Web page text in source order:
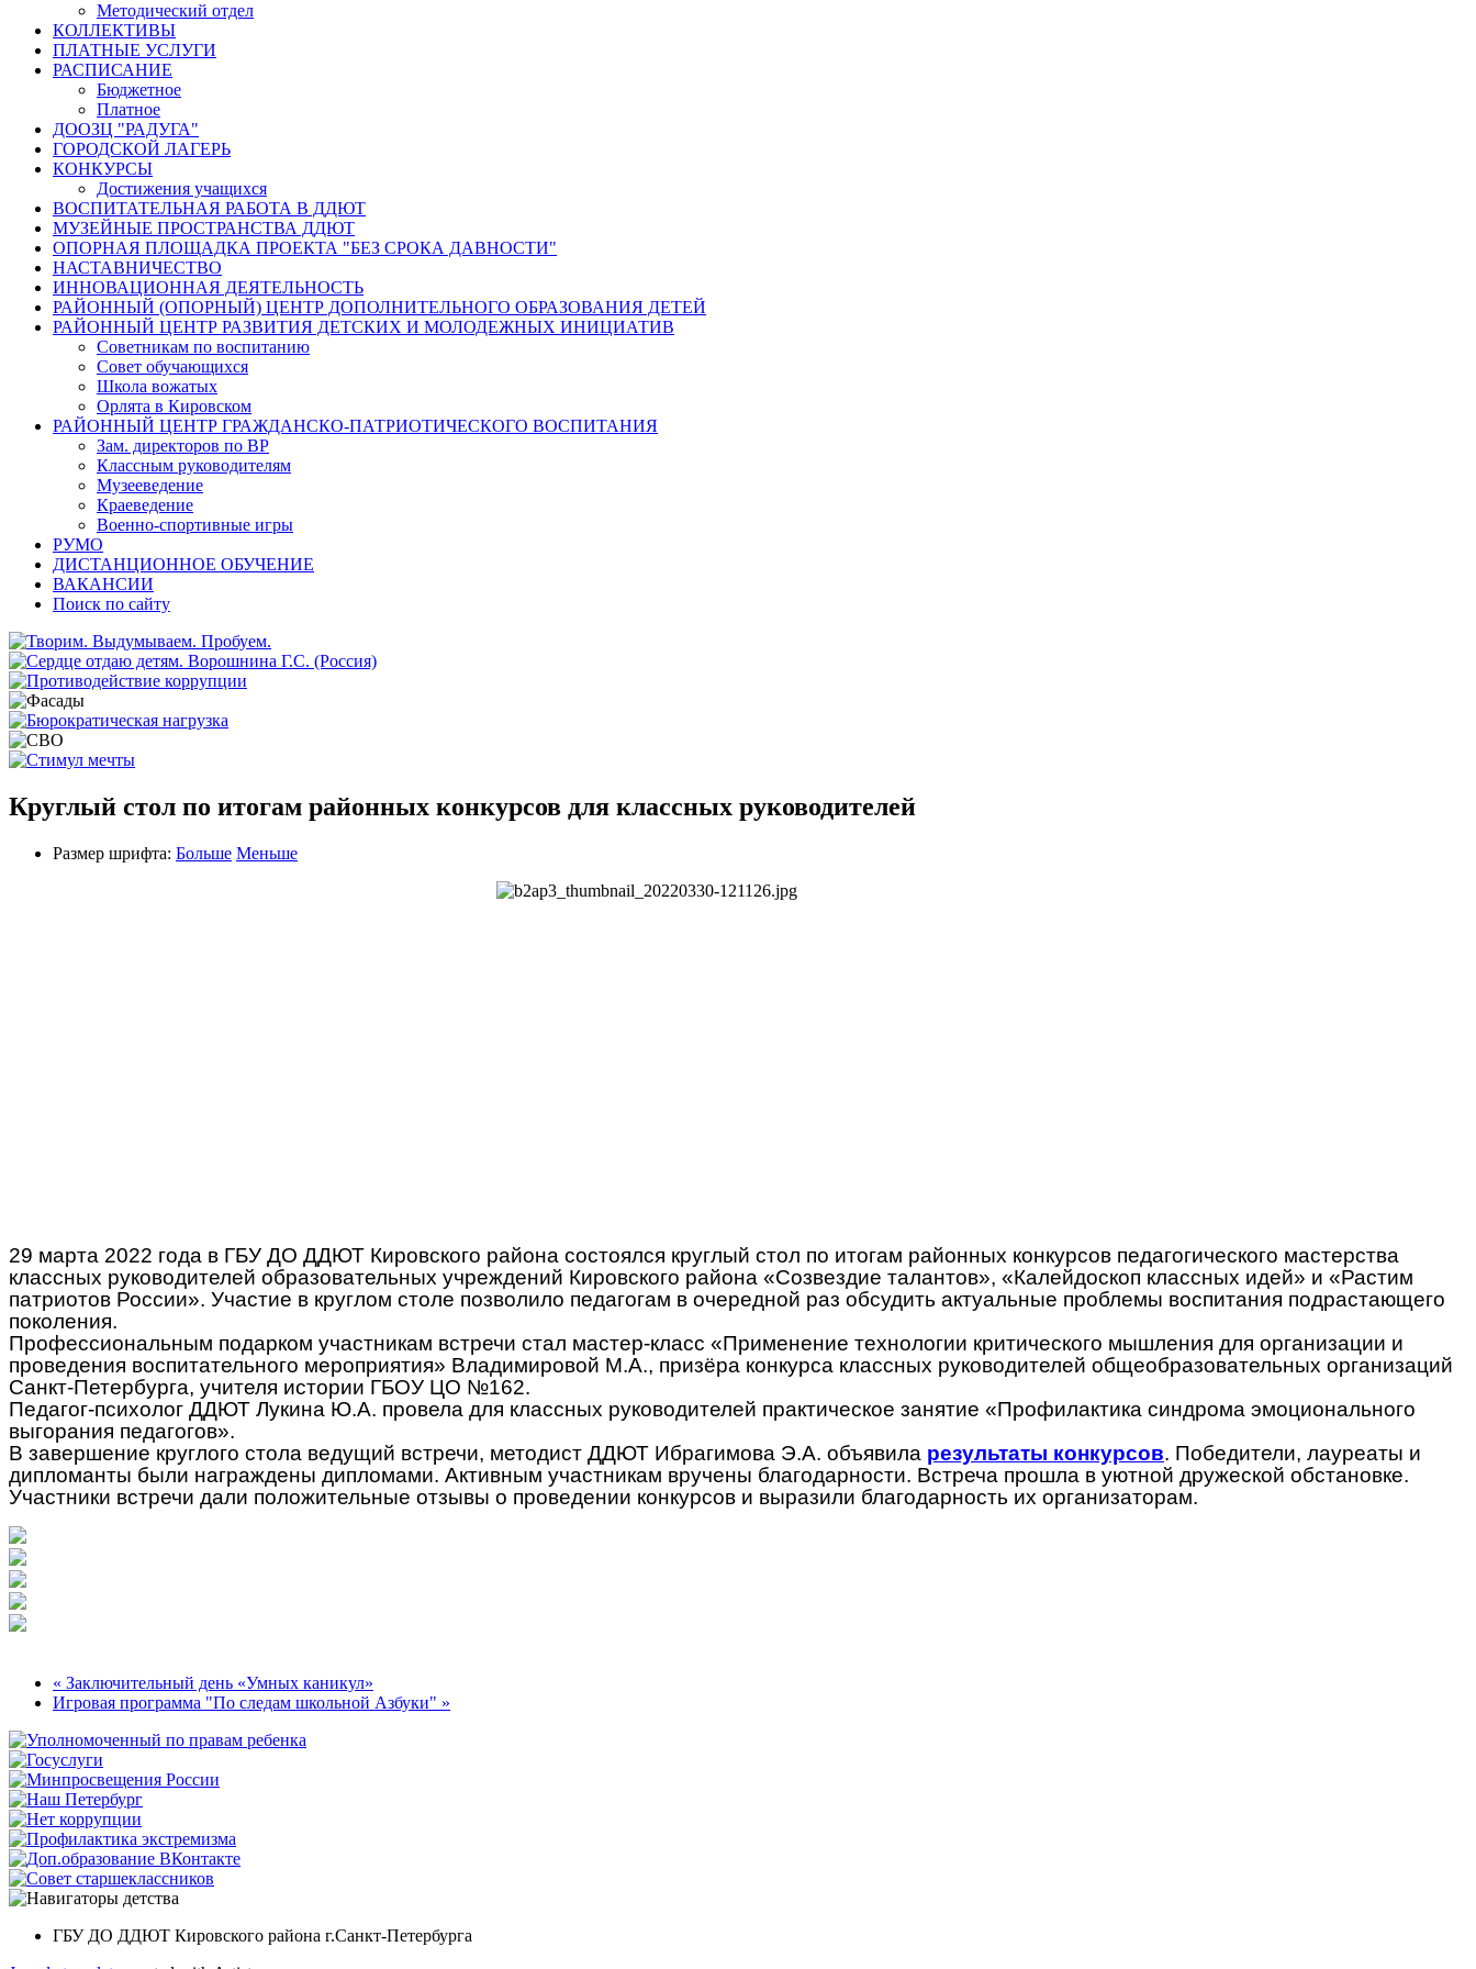
Методический отдел
КОЛЛЕКТИВЫ
ПЛАТНЫЕ УСЛУГИ
РАСПИСАНИЕ
Бюджетное
Платное
ДООЗЦ "РАДУГА"
ГОРОДСКОЙ ЛАГЕРЬ
КОНКУРСЫ
Достижения учащихся
ВОСПИТАТЕЛЬНАЯ РАБОТА В ДДЮТ
МУЗЕЙНЫЕ ПРОСТРАНСТВА ДДЮТ
ОПОРНАЯ ПЛОЩАДКА ПРОЕКТА "БЕЗ СРОКА ДАВНОСТИ"
НАСТАВНИЧЕСТВО
ИННОВАЦИОННАЯ ДЕЯТЕЛЬНОСТЬ
РАЙОННЫЙ (ОПОРНЫЙ) ЦЕНТР ДОПОЛНИТЕЛЬНОГО ОБРАЗОВАНИЯ ДЕТЕЙ
РАЙОННЫЙ ЦЕНТР РАЗВИТИЯ ДЕТСКИХ И МОЛОДЕЖНЫХ ИНИЦИАТИВ
Советникам по воспитанию
Совет обучающихся
Школа вожатых
Орлята в Кировском
РАЙОННЫЙ ЦЕНТР ГРАЖДАНСКО-ПАТРИОТИЧЕСКОГО ВОСПИТАНИЯ
Зам. директоров по ВР
Классным руководителям
Музееведение
Краеведение
Военно-спортивные игры
РУМО
ДИСТАНЦИОННОЕ ОБУЧЕНИЕ
ВАКАНСИИ
Поиск по сайту
Круглый стол по итогам районных конкурсов для классных руководителей
Размер шрифта: Больше Меньше
29 марта 2022 года в ГБУ ДО ДДЮТ Кировского района состоялся круглый стол по итогам районных конкурсов педагогического мастерства
классных руководителей образовательных учреждений Кировского района «Созвездие талантов», «Калейдоскоп классных идей» и «Растим
патриотов России». Участие в круглом столе позволило педагогам в очередной раз обсудить актуальные проблемы воспитания подрастающего
поколения.
Профессиональным подарком участникам встречи стал мастер-класс «Применение технологии критического мышления для организации и
проведения воспитательного мероприятия» Владимировой М.А., призёра конкурса классных руководителей общеобразовательных организаций
Санкт-Петербурга, учителя истории ГБОУ ЦО №162.
Педагог-психолог ДДЮТ Лукина Ю.А. провела для классных руководителей практическое занятие «Профилактика синдрома эмоционального
выгорания педагогов».
В завершение круглого стола ведущий встречи, методист ДДЮТ Ибрагимова Э.А. объявила результаты конкурсов. Победители, лауреаты и
дипломанты были награждены дипломами. Активным участникам вручены благодарности. Встреча прошла в уютной дружеской обстановке.
Участники встречи дали положительные отзывы о проведении конкурсов и выразили благодарность их организаторам.
« Заключительный день «Умных каникул»
Игровая программа "По следам школьной Азбуки" »
ГБУ ДО ДДЮТ Кировского района г.Санкт-Петербурга